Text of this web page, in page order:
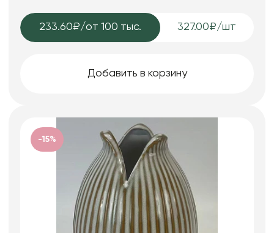
233.60₽/от 100 тыс. 327.00₽/шт
Добавить в корзину
-15%